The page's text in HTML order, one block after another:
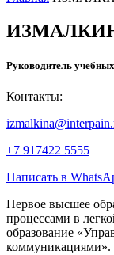
Руководитель
Контакты:
+7 917422 5555
Написать в
Первое высшее
процессами в
образование
коммуникациями».